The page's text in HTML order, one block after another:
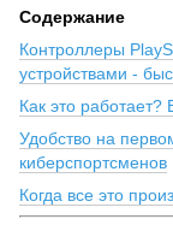
Содержание
Контроллеры
устройствами -
Как это работает?
Удобство на
киберспортсменов
Когда все это